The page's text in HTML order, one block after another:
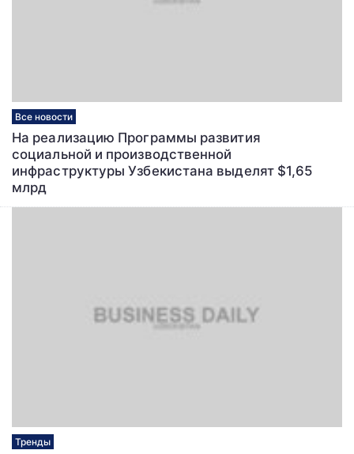
Все новости
На реализацию Программы развития
социальной и производственной
инфраструктуры Узбекистана выделят $1,65
млрд
Тренды